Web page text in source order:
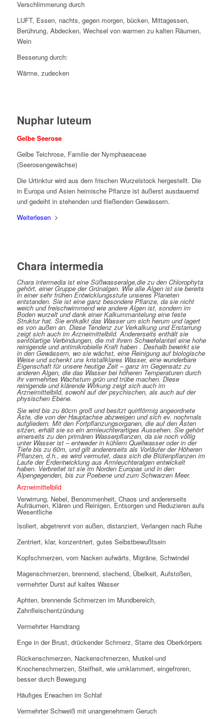
Verschlimmerung durch
LUFT, Essen, nachts, gegen morgen, bücken, Mittagessen,
Berührung, Abdecken, Wechsel von warmen zu kalten Räumen,
Wein
Besserung durch:
Wärme, zudecken
Nuphar luteum
Gelbe Seerose
Gelbe Teichrose, Familie der Nymphaeaceae
(Seerosengewächse)
Die Urtinktur wird aus dem frischen Wurzelstock hergestellt. Die
in Europa und Asien heimische Pflanze ist äußerst ausdauernd
und gedeiht in stehenden und fließenden Gewässern.
Weiterlesen
Chara intermedia
Chara intermedia ist eine Süßwasseralge,die zu den Chlorophyta
gehört, einer Gruppe der Grünalgen. Wie alle Algen ist sie bereits
in einer sehr frühen Entwicklungsstufe unseres Planeten
entstanden. Sie ist eine ganz besondere Pflanze, da sie nicht
weich und freischwimmend wie andere Algen ist, sondern im
Boden wurzelt und dank einer Kalkummantelung eine feste
Struktur hat. Sie entkalkt das Wasser um sich herum und lagert
es von außen an. Diese Tendenz zur Verkalkung und Erstarrung
zeigt sich auch im Arzneimittelbild. Andererseits enthält sie
senfölartige Verbindungen, die mit ihrem Schwefelanteil eine hohe
reinigende und antimikrobielle Kraft haben . Deshalb bewirkt sie
in den Gewässern, wo sie wächst, eine Reinigung auf biologische
Weise und schenkt uns kristallklares Wasser, eine wunderbare
Eigenschaft für unsere heutige Zeit – ganz im Gegensatz zu
anderen Algen, die das Wasser bei höheren Temperaturen durch
ihr vermehrtes Wachstum grün und trübe machen. Diese
reinigende und klärende Wirkung zeigt sich auch im
Arzneimittelbild, sowohl auf der psychischen, als auch auf der
physischen Ebene.
Sie wird bis zu 80cm groß und besitzt quirlförmig angeordnete
Äste, die von der Hauptachse abzweigen und sich ev. nochmals
aufgliedern. Mit den Fortpflanzungsorganen, die auf den Ästen
sitzen, erhält sie so ein armleuchterartiges Aussehen. Sie gehört
einerseits zu den primären Wasserpflanzen, da sie noch völlig
unter Wasser ist – entweder in kühlem Quellwasser oder in der
Tiefe bis zu 60m, und gilt andererseits als Vorläufer der Höheren
Pflanzen, d.h., es wird vermutet, dass sich die Blütenpflanzen im
Laufe der Erdentwicklung aus Armleuchteralgen entwickelt
haben. Verbreitet ist sie im Norden Europas und in den
Alpengegenden, bis zur Poebene und zum Schwarzen Meer.
Arzneimittelbild
Verwirrung, Nebel, Benommenheit, Chaos und andererseits
Aufräumen, Klären und Reinigen, Entsorgen und Reduzieren aufs
Wesentliche
Isoliert, abgetrennt von außen, distanziert, Verlangen nach Ruhe
Zentriert, klar, konzentriert, gutes Selbstbewußtsein
Kopfschmerzen, vom Nacken aufwärts, Migräne, Schwindel
Magenschmerzen, brennend, stechend, Übelkeit, Aufstoßen,
vermehrter Durst auf kaltes Wasser
Aphten, brennende Schmerzen im Mundbereich,
Zahnfleischentzündung
Vermehrter Harndrang
Enge in der Brust, drückender Schmerz, Starre des Oberkörpers
Rückenschmerzen, Nackenschmerzen, Muskel-und
Knochenschmerzen, Steifheit, wie umklammert, eingefroren,
besser durch Bewegung
Häufiges Erwachen im Schlaf
Vermehrter Schweiß mit unangenehmem Geruch